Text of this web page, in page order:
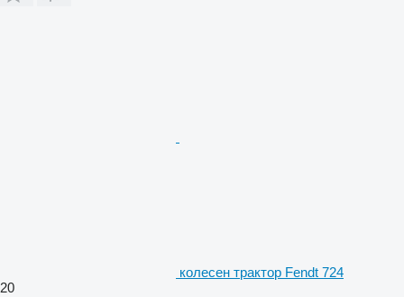
колесен трактор Fendt 724
20